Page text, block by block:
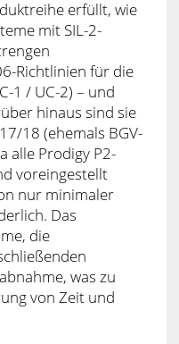
erfüllt, wie
mit SIL-2-
Richtlinien für die
1 / UC-2) – und
hinaus sind sie
18 (ehemals BGV-
alle Prodigy P2-
voreingestellt
nur minimaler
Das
die
was zu
von Zeit und